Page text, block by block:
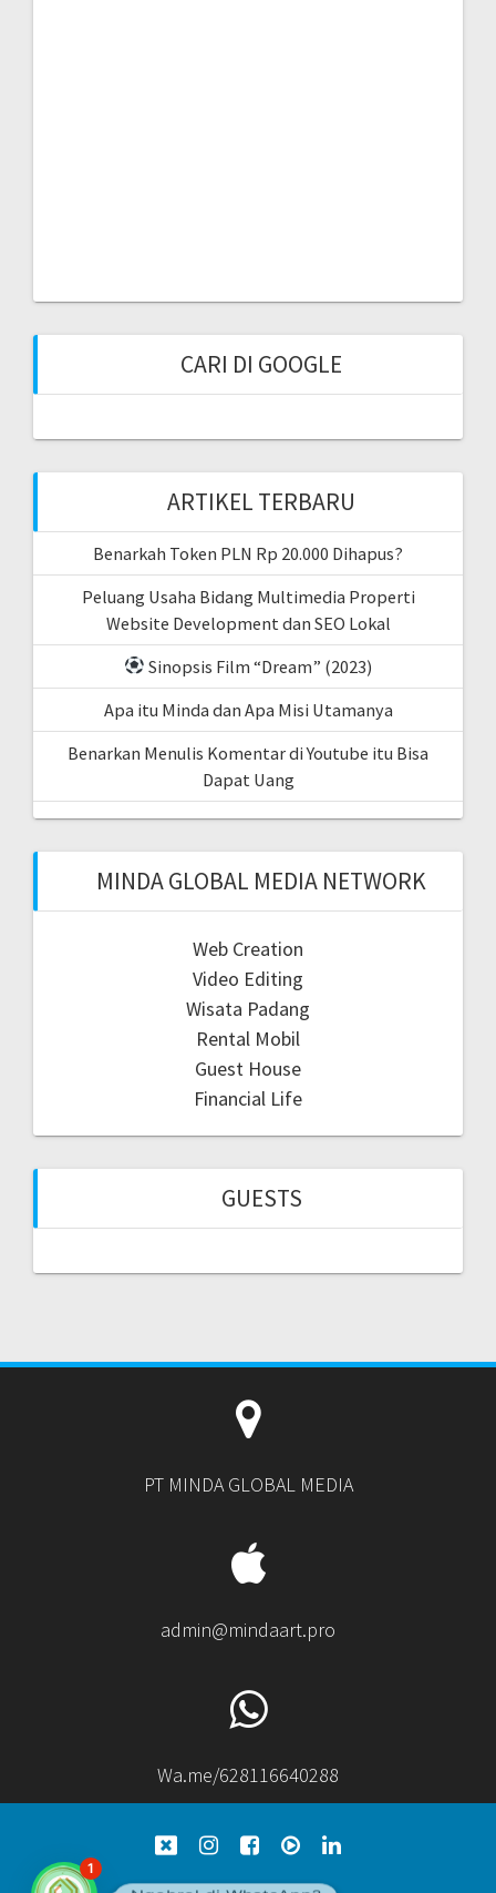
CARI DI GOOGLE
ARTIKEL TERBARU
Benarkah Token PLN Rp 20.000 Dihapus?
Peluang Usaha Bidang Multimedia Properti
Website Development dan SEO Lokal
Sinopsis Film “Dream” (2023)
Apa itu Minda dan Apa Misi Utamanya
Benarkan Menulis Komentar di Youtube itu Bisa
Dapat Uang
MINDA GLOBAL MEDIA NETWORK
Web Creation
Video Editing
Wisata Padang
Rental Mobil
Guest House
Financial Life
GUESTS
PT MINDA GLOBAL MEDIA
admin@mindaart.pro
Wa.me/628116640288
1